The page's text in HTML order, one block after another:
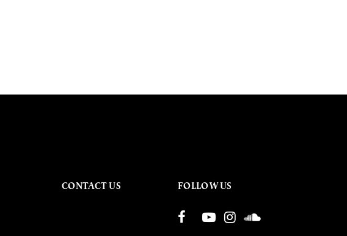
CONTACT US FOLLOW US